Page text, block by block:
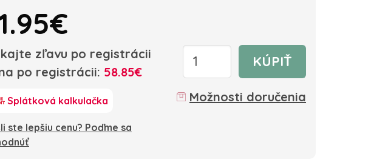
zľavu po registrácii
po registrácii: 58.85€
Splátková kalkulačka
ste lepšiu cenu? Poďme sa
KÚPIŤ
Možnosti doručenia